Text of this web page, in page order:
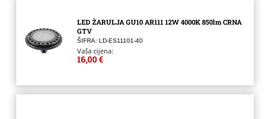
LED ŽARULJA GU10 AR111 12W 4000K 850lm CRNA
GTV
ŠIFRA: LD-ES11101-40
Vaša cijena:
16,00 €